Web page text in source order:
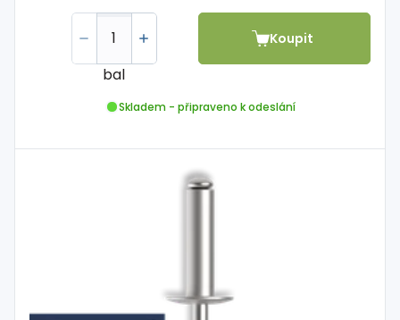
bal
Koupit
Skladem - připraveno k odeslání